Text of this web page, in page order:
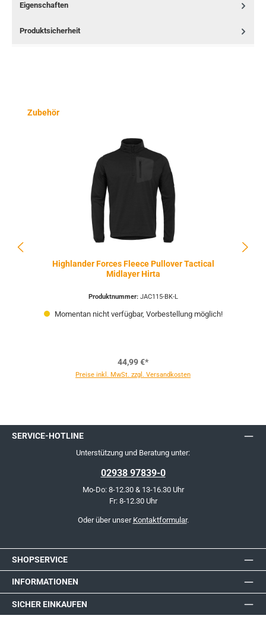
Eigenschaften
Produktsicherheit
Produktgalerie überspringen
Zubehör
Highlander Forces Fleece Pullover Tactical
Midlayer Hirta
Produktnummer: JAC115-BK-L
Momentan nicht verfügbar, Vorbestellung möglich!
44,99 €*
Preise inkl. MwSt. zzgl. Versandkosten
SERVICE-HOTLINE
Unterstützung und Beratung unter:
02938 97839-0
Mo-Do: 8-12.30 & 13-16.30 Uhr
Fr: 8-12.30 Uhr
Oder über unser Kontaktformular.
SHOPSERVICE
INFORMATIONEN
SICHER EINKAUFEN